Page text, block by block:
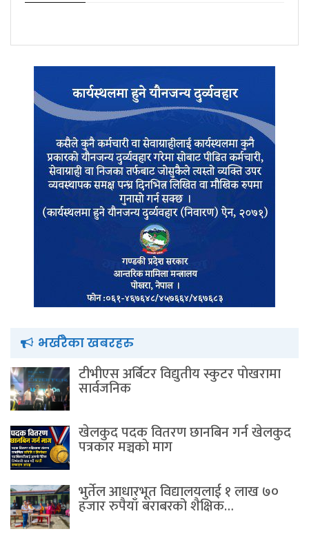
भर्खरैका खबरहरु
टीभीएस अर्बिटर विद्युतीय स्कुटर पाेखरामा
सार्वजनिक
खेलकुद पदक वितरण छानबिन गर्न खेलकुद
पत्रकार मञ्चकाे माग
भुर्तेल आधारभूत विद्यालयलाई १ लाख ७०
हजार रुपैयाँ बराबरको शैक्षिक…